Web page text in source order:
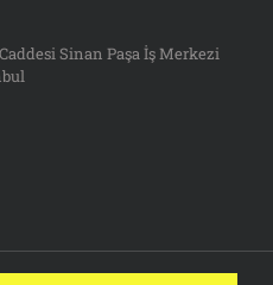
Sinan Paşa İş Merkezi